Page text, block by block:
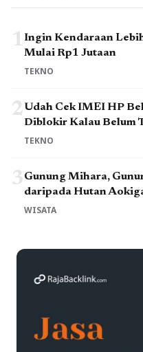
1Ingin Kendaraan
Mulai Rp1 Jutaan
TEKNO
2Udah Cek IMEI HP
Diblokir Kalau Belum
TEKNO
3Gunung Mihara,
daripada Hutan
WISATA